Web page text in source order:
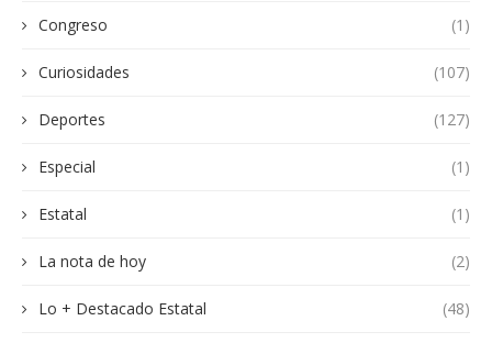
Congreso (1)
Curiosidades (107)
Deportes (127)
Especial (1)
Estatal (1)
La nota de hoy (2)
Lo + Destacado Estatal (48)